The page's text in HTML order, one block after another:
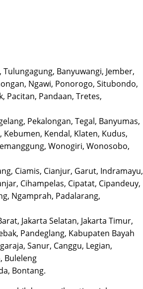
Banyuwangi, Jember,
Ngawi, Ponorogo, Situbondo,
Pacitan, Pandaan, Tretes,
Pekalongan, Tegal, Banyumas,
Kendal, Klaten, Kudus,
Wonogiri, Wonosobo,
Ciamis, Cianjur, Garut, Indramayu,
Cihampelas, Cipatat, Cipandeuy,
Ngamprah, Padalarang,
Jakarta Selatan, Jakarta Timur,
Pandeglang, Kabupaten Bayah
Sanur, Canggu, Legian,
Buleleng
Bontang.